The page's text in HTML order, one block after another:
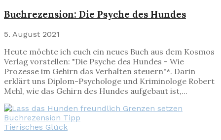
Buchrezension: Die Psyche des Hundes
5. August 2021
Heute möchte ich euch ein neues Buch aus dem Kosmos
Verlag vorstellen: "Die Psyche des Hundes - Wie
Prozesse im Gehirn das Verhalten steuern"*. Darin
erklärt uns Diplom-Psychologe und Kriminologe Robert
Mehl, wie das Gehirn des Hundes aufgebaut ist,...
Tierisches Glück